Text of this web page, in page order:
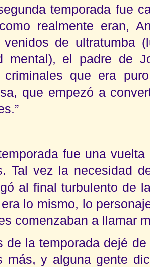
temporada fue
realmente eran,
venidos de ultratumba
mental), el padre de
criminales que era
que empezó a
fue una
Tal vez la necesidad
al final turbulento de
lo mismo, lo
comenzaban a llamar
de la temporada dejé
más, y alguna gente